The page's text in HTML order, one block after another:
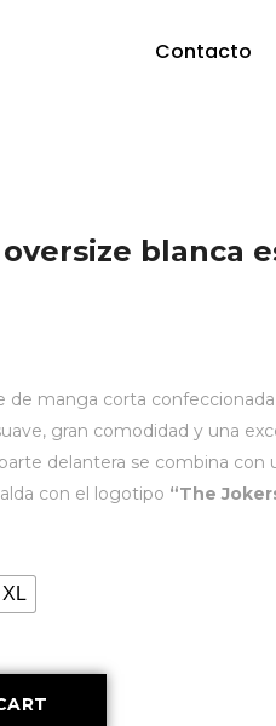
Contacto
blanca
de manga corta
gran comodidad y una
delantera se combina con
con el logotipo “The
XL